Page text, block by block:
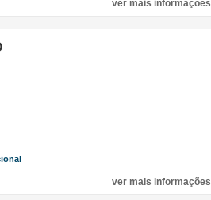
ver mais informações
ver mais informações